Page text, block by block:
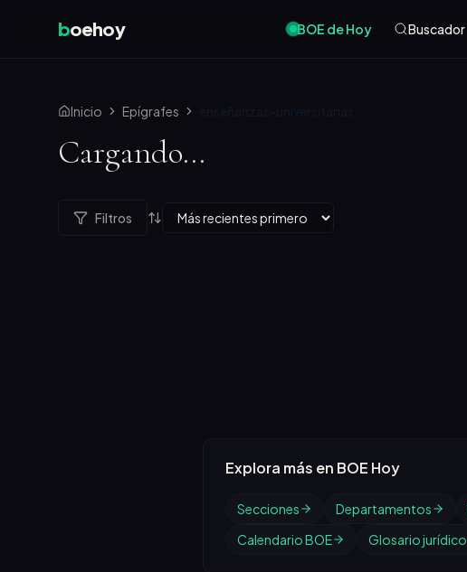
boehoy BOE de Hoy Buscador
Inicio Epígrafes enseñanzas-universitarias
Cargando...
Filtros
Explora más en BOE Hoy
Secciones Departamentos
Calendario BOE
Glosario jurídico